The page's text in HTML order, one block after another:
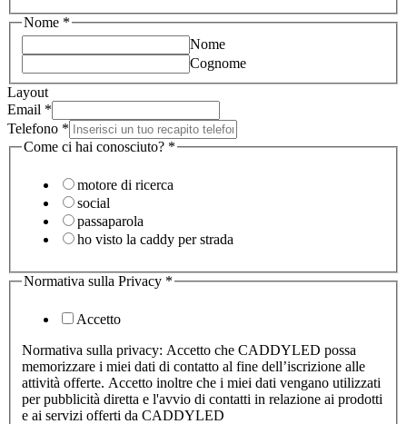
Nome *
Nome
Cognome
Layout
Email *
Telefono *
Come ci hai conosciuto? *
motore di ricerca
social
passaparola
ho visto la caddy per strada
Normativa sulla Privacy *
Accetto
Normativa sulla privacy: Accetto che CADDYLED possa
memorizzare i miei dati di contatto al fine dell’iscrizione alle
attività offerte. Accetto inoltre che i miei dati vengano utilizzati
per pubblicità diretta e l'avvio di contatti in relazione ai prodotti
e ai servizi offerti da CADDYLED